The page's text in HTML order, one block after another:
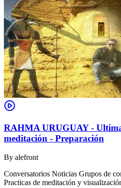
RAHMA URUGUAY -
meditación - Preparación
By alefront
Conversatorios Noticias Grupos de
Practicas de meditación y